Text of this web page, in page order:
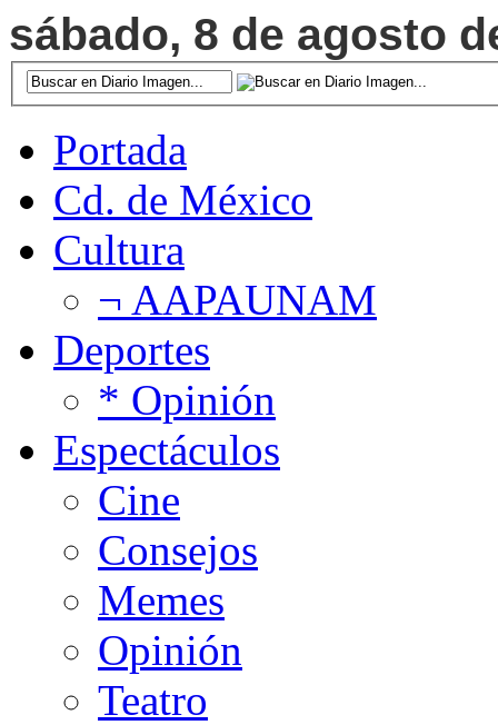
sábado, 8 de agosto
Portada
Cd. de México
Cultura
¬ AAPAUNAM
Deportes
* Opinión
Espectáculos
Cine
Consejos
Memes
Opinión
Teatro